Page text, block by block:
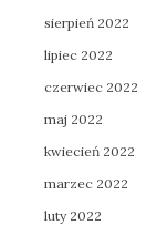
sierpień 2022
lipiec 2022
czerwiec 2022
maj 2022
kwiecień 2022
marzec 2022
luty 2022